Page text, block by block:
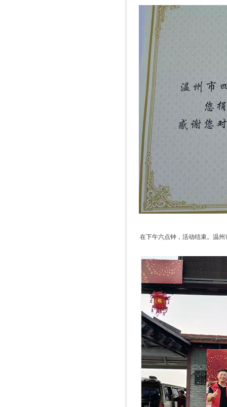
在下午六点钟，活动结束。温